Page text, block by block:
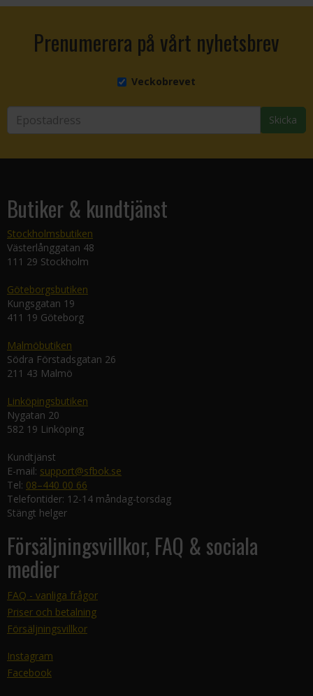
Prenumerera på vårt nyhetsbrev
Veckobrevet
Skicka
Butiker & kundtjänst
Stockholmsbutiken
Västerlånggatan 48
111 29 Stockholm
Göteborgsbutiken
Kungsgatan 19
411 19 Göteborg
Malmöbutiken
Södra Förstadsgatan 26
211 43 Malmö
Linköpingsbutiken
Nygatan 20
582 19 Linköping
Kundtjänst
E-mail: support@sfbok.se
Tel: 08–440 00 66
Telefontider: 12-14 måndag-torsdag
Stängt helger
Försäljningsvillkor, FAQ & sociala
medier
FAQ - vanliga frågor
Priser och betalning
Försäljningsvillkor
Instagram
Facebook